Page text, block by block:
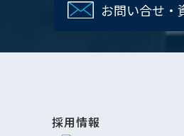
お問い合せ・
採用情報